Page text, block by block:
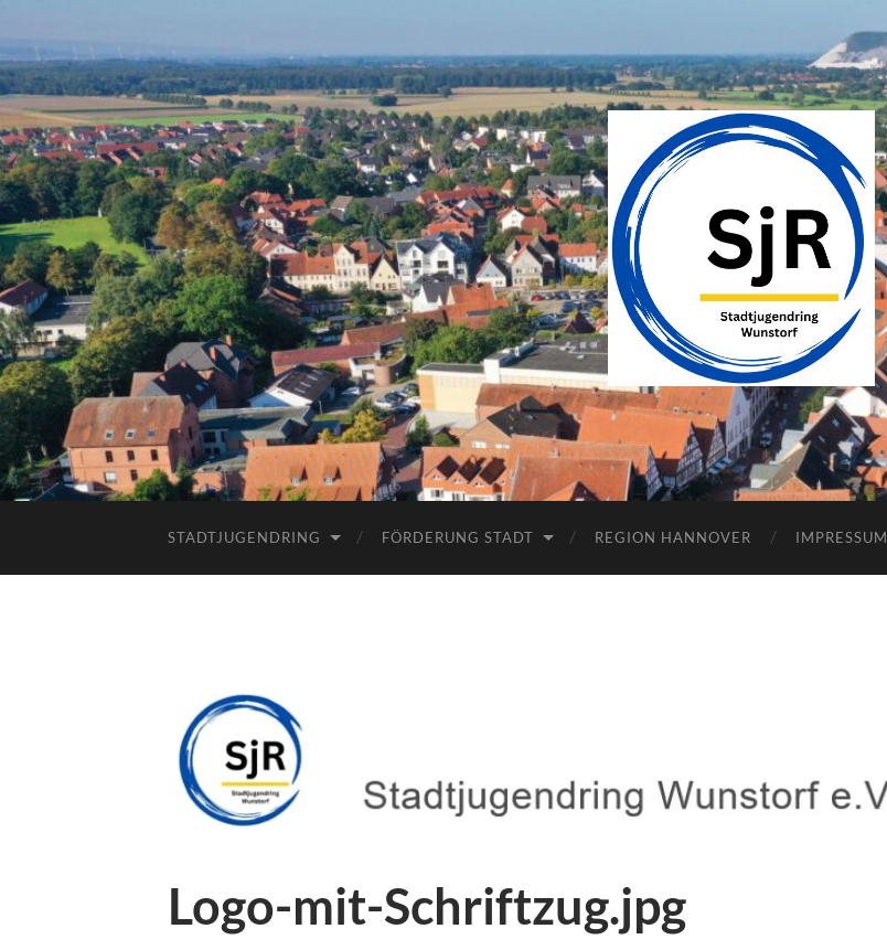
SJR
Wunstorf
STADTJUGENDRING FÖRDERUNG STADT REGION HANNOVER IMPRESSUM
Logo-mit-Schriftzug.jpg